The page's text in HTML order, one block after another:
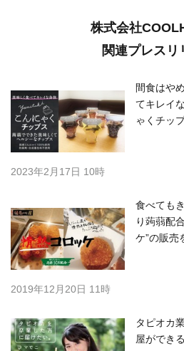
株式会社
関連プレスリ
間食はや
てキレイ
ゃくチッ
2023年2月17日 10時
食べても
り蒟蒻配
ケ”の販売
2019年12月20日 11時
タピオカ
屋ができ